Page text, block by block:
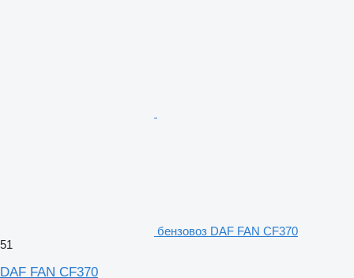
бензовоз DAF FAN CF370
51
DAF FAN CF370